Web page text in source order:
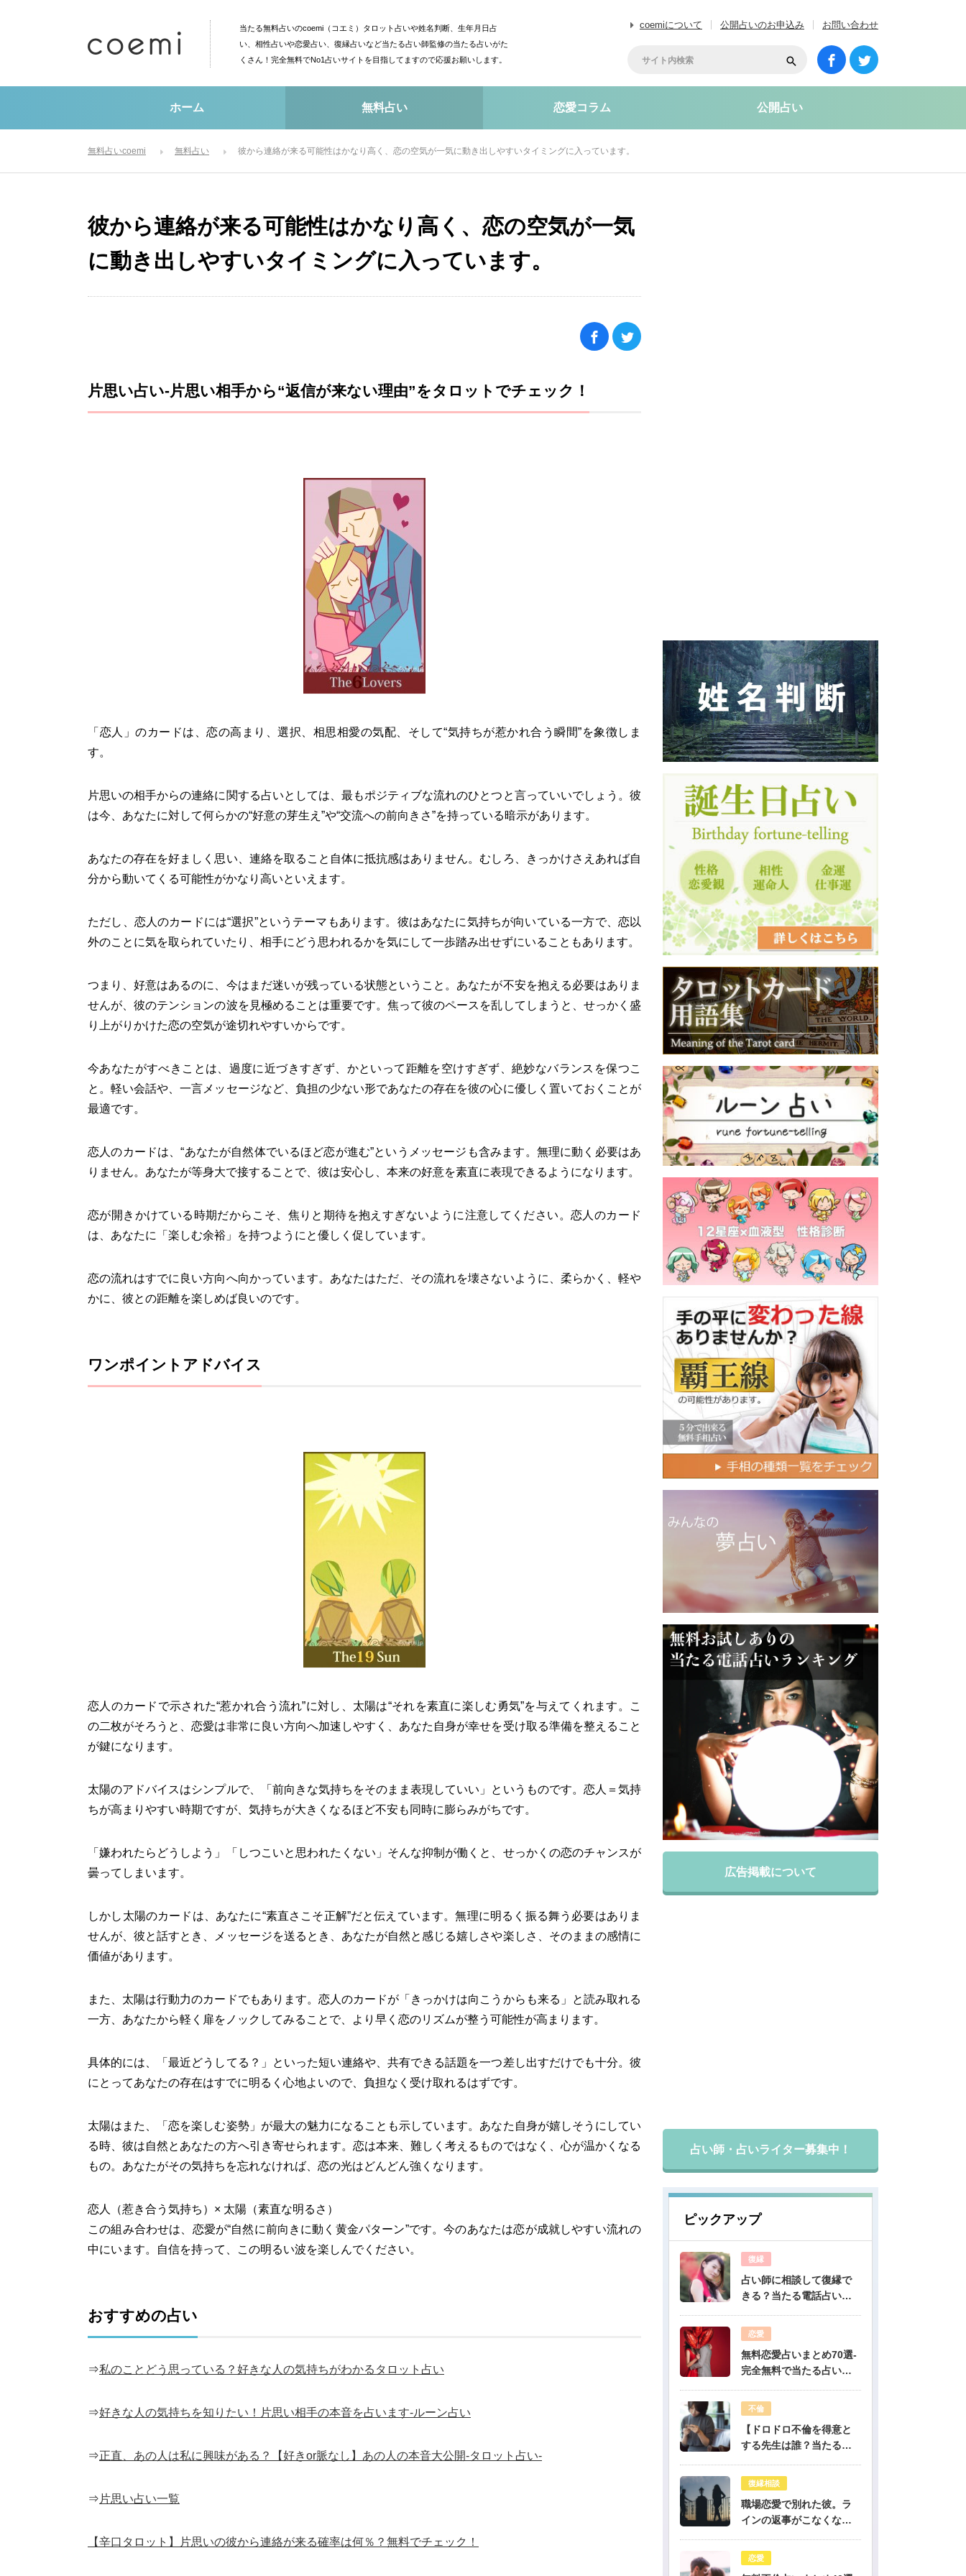
当たる無料占いのcoemi（コエミ）タロット占いや姓名判断、生年月日占
い、相性占いや恋愛占い、復縁占いなど当たる占い師監修の当たる占いがた
くさん！完全無料でNo1占いサイトを目指してますので応援お願いします。
coemiについて 公開占いのお申込み お問い合わせ
ホーム 無料占い 恋愛コラム 公開占い
無料占いcoemi 無料占い 彼から連絡が来る可能性はかなり高く、恋の空気が一気に動き出しやすいタイミングに入っています。
彼から連絡が来る可能性はかなり高く、恋の空気が一気
に動き出しやすいタイミングに入っています。
片思い占い-片思い相手から“返信が来ない理由”をタロットでチェック！
「恋人」のカードは、恋の高まり、選択、相思相愛の気配、そして“気持ちが惹かれ合う瞬間”を象徴しま
す。
片思いの相手からの連絡に関する占いとしては、最もポジティブな流れのひとつと言っていいでしょう。彼
は今、あなたに対して何らかの“好意の芽生え”や“交流への前向きさ”を持っている暗示があります。
あなたの存在を好ましく思い、連絡を取ること自体に抵抗感はありません。むしろ、きっかけさえあれば自
分から動いてくる可能性がかなり高いといえます。
ただし、恋人のカードには“選択”というテーマもあります。彼はあなたに気持ちが向いている一方で、恋以
外のことに気を取られていたり、相手にどう思われるかを気にして一歩踏み出せずにいることもあります。
つまり、好意はあるのに、今はまだ迷いが残っている状態ということ。あなたが不安を抱える必要はありま
せんが、彼のテンションの波を見極めることは重要です。焦って彼のペースを乱してしまうと、せっかく盛
り上がりかけた恋の空気が途切れやすいからです。
今あなたがすべきことは、過度に近づきすぎず、かといって距離を空けすぎず、絶妙なバランスを保つこ
と。軽い会話や、一言メッセージなど、負担の少ない形であなたの存在を彼の心に優しく置いておくことが
最適です。
恋人のカードは、“あなたが自然体でいるほど恋が進む”というメッセージも含みます。無理に動く必要はあ
りません。あなたが等身大で接することで、彼は安心し、本来の好意を素直に表現できるようになります。
恋が開きかけている時期だからこそ、焦りと期待を抱えすぎないように注意してください。恋人のカード
は、あなたに「楽しむ余裕」を持つようにと優しく促しています。
恋の流れはすでに良い方向へ向かっています。あなたはただ、その流れを壊さないように、柔らかく、軽や
かに、彼との距離を楽しめば良いのです。
ワンポイントアドバイス
恋人のカードで示された“惹かれ合う流れ”に対し、太陽は“それを素直に楽しむ勇気”を与えてくれます。こ
の二枚がそろうと、恋愛は非常に良い方向へ加速しやすく、あなた自身が幸せを受け取る準備を整えること
が鍵になります。
太陽のアドバイスはシンプルで、「前向きな気持ちをそのまま表現していい」というものです。恋人＝気持
ちが高まりやすい時期ですが、気持ちが大きくなるほど不安も同時に膨らみがちです。
「嫌われたらどうしよう」「しつこいと思われたくない」そんな抑制が働くと、せっかくの恋のチャンスが
曇ってしまいます。
しかし太陽のカードは、あなたに“素直さこそ正解”だと伝えています。無理に明るく振る舞う必要はありま
せんが、彼と話すとき、メッセージを送るとき、あなたが自然と感じる嬉しさや楽しさ、そのままの感情に
価値があります。
また、太陽は行動力のカードでもあります。恋人のカードが「きっかけは向こうからも来る」と読み取れる
一方、あなたから軽く扉をノックしてみることで、より早く恋のリズムが整う可能性が高まります。
具体的には、「最近どうしてる？」といった短い連絡や、共有できる話題を一つ差し出すだけでも十分。彼
にとってあなたの存在はすでに明るく心地よいので、負担なく受け取れるはずです。
太陽はまた、「恋を楽しむ姿勢」が最大の魅力になることも示しています。あなた自身が嬉しそうにしてい
る時、彼は自然とあなたの方へ引き寄せられます。恋は本来、難しく考えるものではなく、心が温かくなる
もの。あなたがその気持ちを忘れなければ、恋の光はどんどん強くなります。
恋人（惹き合う気持ち）× 太陽（素直な明るさ）
この組み合わせは、恋愛が“自然に前向きに動く黄金パターン”です。今のあなたは恋が成就しやすい流れの
中にいます。自信を持って、この明るい波を楽しんでください。
おすすめの占い
⇒私のことどう思っている？好きな人の気持ちがわかるタロット占い
⇒好きな人の気持ちを知りたい！片思い相手の本音を占います-ルーン占い
⇒正直、あの人は私に興味がある？【好きor脈なし】あの人の本音大公開-タロット占い-
⇒ 片思い占い一覧
【辛口タロット】片思いの彼から連絡が来る確率は何％？無料でチェック！
広告掲載について
占い師・占いライター募集中！
ピックアップ
復縁
占い師に相談して復縁で
きる？当たる電話占い先
恋愛
無料恋愛占いまとめ70選-
完全無料で当たる占いだ
不倫
【ドロドロ不倫を得意と
する先生は誰？当たる電
復縁相談
職場恋愛で別れた彼。ラ
インの返事がこなくなっ
公開鑑定-無料占い
恋愛